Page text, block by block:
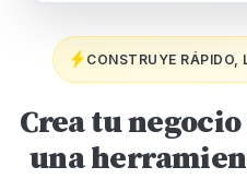
CONSTRUYE RÁPIDO,
Crea tu
una